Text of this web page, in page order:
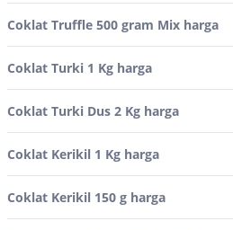
Coklat Truffle 500 gram Mix harga
Coklat Turki 1 Kg harga
Coklat Turki Dus 2 Kg harga
Coklat Kerikil 1 Kg harga
Coklat Kerikil 150 g harga